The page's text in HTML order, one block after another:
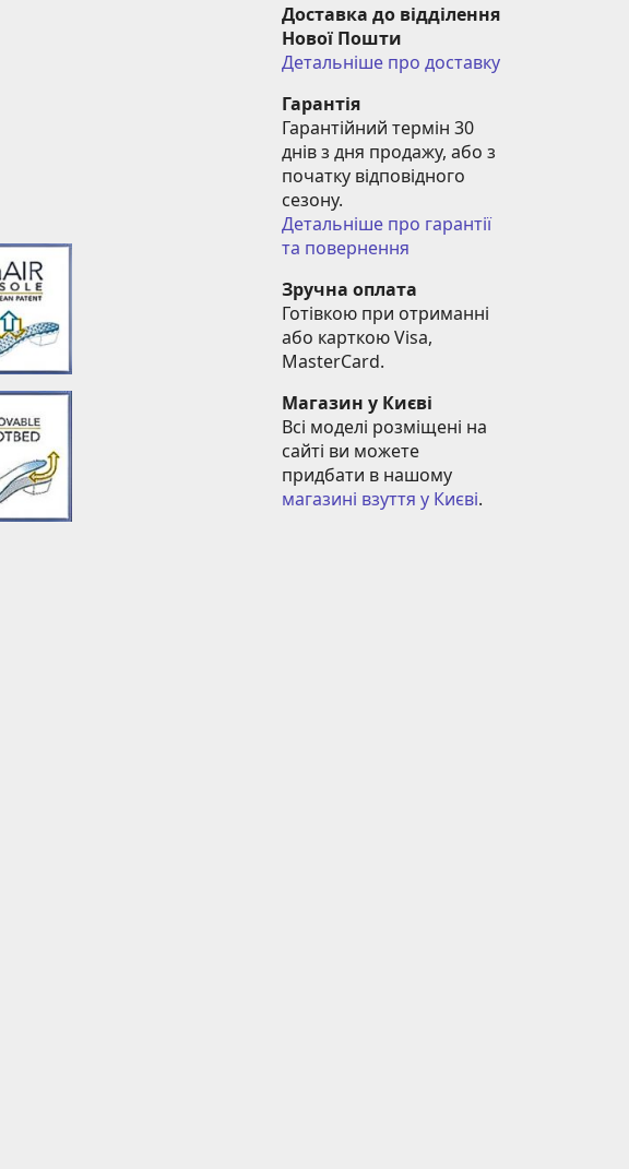
Доставка до відділення
Нової Пошти
Детальніше про доставку
Гарантія
Гарантійний термін 30
днів з дня продажу, або з
початку відповідного
сезону.
Детальніше про гарантії
та повернення
Зручна оплата
Готівкою при отриманні
або карткою Visa,
MasterCard.
Магазин у Києві
Всі моделі розміщені на
сайті ви можете
магазині взуття у Києві.